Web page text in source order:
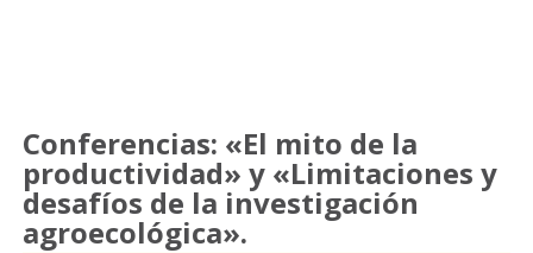
Conferencias: «El mito de la
productividad» y «Limitaciones y
desafíos de la investigación
agroecológica».